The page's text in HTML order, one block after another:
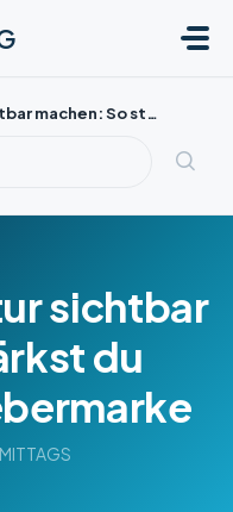
So stärkst du deine Arb...
sichtbar
du